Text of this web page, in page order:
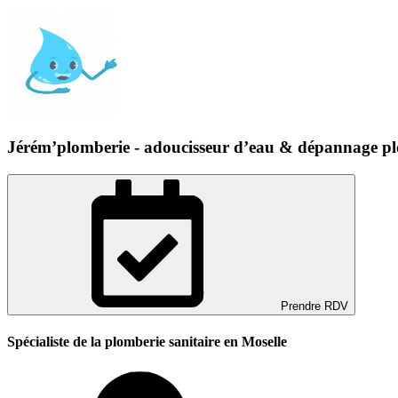
Jérém’plomberie - adoucisseur d’eau & dépannage
Prendre RDV
Spécialiste de la plomberie sanitaire en Moselle